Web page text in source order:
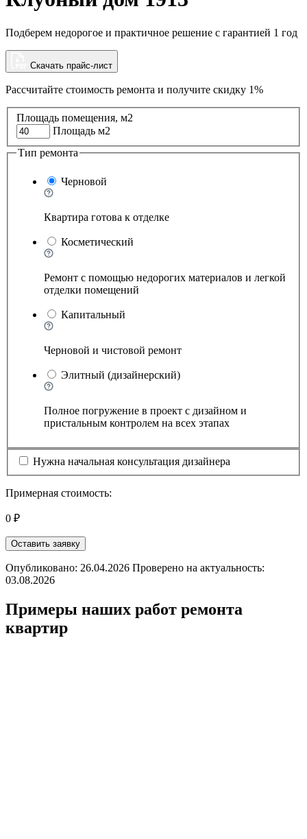
Подберем недорогое и практичное решение с гарантией 1 год
Скачать прайс-лист
Рассчитайте стоимость ремонта и получите скидку 1%
Площадь помещения, м2
Площадь м2
Тип ремонта
Черновой
Квартира готова к отделке
Косметический
Ремонт с помощью недорогих материалов и легкой
отделки помещений
Капитальный
Черновой и чистовой ремонт
Элитный (дизайнерский)
Полное погружение в проект с дизайном и
пристальным контролем на всех этапах
Нужна начальная консультация дизайнера
Примерная стоимость:
0 ₽
Оставить заявку
Опубликовано: 26.04.2026 Проверено на актуальность:
03.08.2026
Примеры наших работ ремонта
квартир